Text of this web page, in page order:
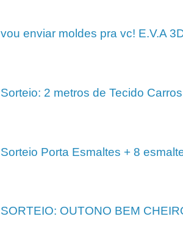
vou enviar moldes pra vc! E.V.A
Sorteio: 2 metros de Tecido Carros
Sorteio Porta Esmaltes + 8
SORTEIO: OUTONO BEM